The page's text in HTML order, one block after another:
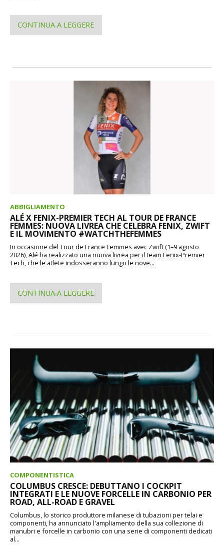
CONTINUA A LEGGERE
ABBIGLIAMENTO
ALÉ X FENIX-PREMIER TECH AL TOUR DE FRANCE
FEMMES: NUOVA LIVREA CHE CELEBRA FENIX, ZWIFT
E IL MOVIMENTO #WATCHTHEFEMMES
In occasione del Tour de France Femmes avec Zwift (1–9 agosto
2026), Alé ha realizzato una nuova livrea per il team Fenix-Premier
Tech, che le atlete indosseranno lungo le nove...
CONTINUA A LEGGERE
COMPONENTISTICA
COLUMBUS CRESCE: DEBUTTANO I COCKPIT
INTEGRATI E LE NUOVE FORCELLE IN CARBONIO PER
ROAD, ALL-ROAD E GRAVEL
Columbus, lo storico produttore milanese di tubazioni per telai e
componenti, ha annunciato l'ampliamento della sua collezione di
manubri e forcelle in carbonio con una serie di componenti dedicati
al...